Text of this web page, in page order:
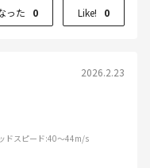
った 0 Like! 0
2026.2.23
ドスピード:40～44m/s